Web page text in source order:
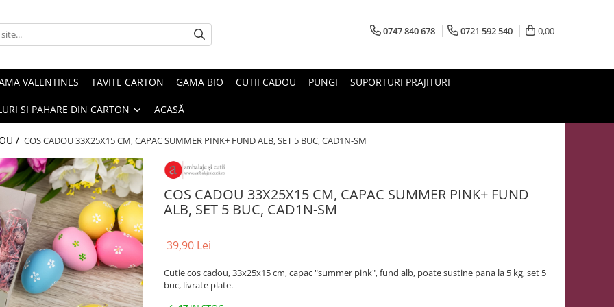
0747 840 678 0721 592 540 0,00
VALENTINES TAVITE CARTON GAMA BIO CUTII CADOU PUNGI SUPORTURI PRAJITURI
SI PAHARE DIN CARTON ACASĂ
/ COS CADOU 33X25X15 CM, CAPAC SUMMER PINK+ FUND ALB, SET 5 BUC, CAD1N-SM
COS CADOU 33X25X15 CM, CAPAC SUMMER PINK+ FUND
ALB, SET 5 BUC, CAD1N-SM
39,90 Lei
Cutie cos cadou, 33x25x15 cm, capac "summer pink", fund alb, poate sustine pana la 5 kg, set 5
buc, livrate plate.